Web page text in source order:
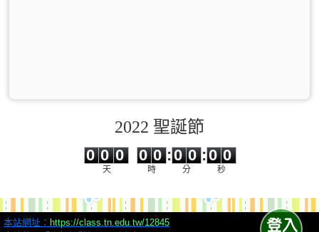
2022 聖誕節
0 0 0
天
0
0
0
時
:
0
0
0
0
分
:0 0
秒
本站網址： https://class.tn.edu.tw/12845